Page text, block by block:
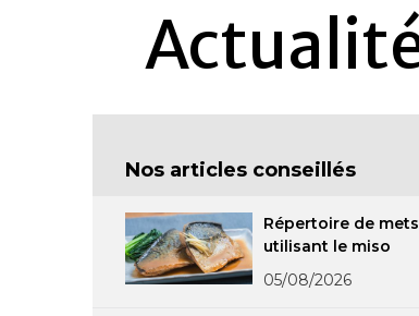
简体字
繁體字
العربية
Русский
Personnages
Chroniques
Images
Vidéos
Tokyo
Nos articles conseillés
Répertoire de mets
utilisant le miso
05/08/2026